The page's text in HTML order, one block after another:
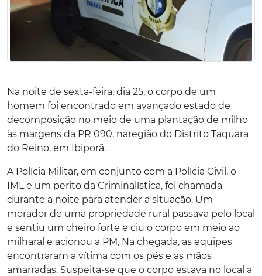
Na noite de sexta-feira, dia 25, o corpo de um
homem foi encontrado em avançado estado de
decomposição no meio de uma plantação de milho
às margens da PR 090, naregião do Distrito Taquara
do Reino, em Ibiporã.
A Polícia Militar, em conjunto com a Polícia Civil, o
IML e um perito da Criminalística, foi chamada
durante a noite para atender a situação. Um
morador de uma propriedade rural passava pelo local
e sentiu um cheiro forte e ciu o corpo em meio ao
milharal e acionou a PM, Na chegada, as equipes
encontraram a vítima com os pés e as mãos
amarradas. Suspeita-se que o corpo estava no local a